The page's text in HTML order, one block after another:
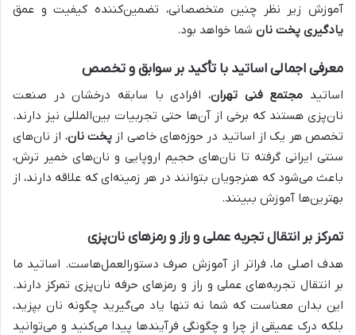
آموزش زیر نظر چنین متخصصانی، تضمین‌کننده کیفیت و عمق
یادگیری پخت نان شما خواهد بود.
معرفی اجمالی اساتید با تأکید بر سوابق و تخصص
اساتید مجتمع فنی تهران، افرادی با سابقه درخشان در صنعت
نان‌پزی هستند که برخی از آن‌ها حتی تجربیات بین‌المللی نیز دارند.
تخصص هر یک از اساتید در حوزه‌های خاصی از پخت نان، از نان‌های
سنتی ایرانی گرفته تا نان‌های حجیم اروپایی و نان‌های خمیر ترش،
باعث می‌شود که هنرجویان بتوانند در هر زمینه‌ای که علاقه دارند، از
بهترین‌ها آموزش ببینند.
تمرکز بر انتقال تجربه عملی و راز و رمزهای نان‌پزی
هدف اصلی ما، فراتر از آموزش صرف دستورالعمل‌هاست. اساتید ما
بر انتقال تجربه‌های عملی و راز و رمزهای حرفه نان‌پزی تمرکز دارند.
این بدان معناست که شما نه تنها یاد می‌گیرید چگونه نان بپزید،
بلکه درک عمیقی از چرا و چگونگی فرآیندها پیدا می‌کنید و می‌توانید